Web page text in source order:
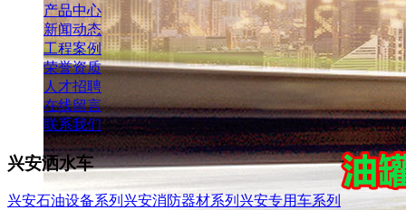
产品中心
新闻动态
工程案例
荣誉资质
人才招聘
在线留言
联系我们
兴安洒水车
兴安石油设备系列 兴安消防器材系列 兴安专用车系列